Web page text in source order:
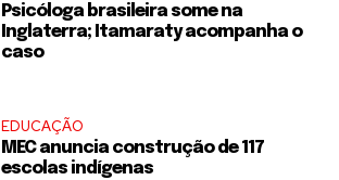
Psicóloga brasileira some na
Inglaterra; Itamaraty acompanha o
caso
EDUCAÇÃO
MEC anuncia construção de 117
escolas indígenas